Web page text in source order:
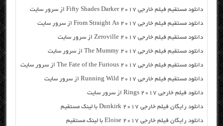
دانلود مستقیم فیلم خارجی Fifty Shades Darker 2017 از سرور سایت
دانلود مستقیم فیلم خارجی From Straight As 2017 از سرور سایت
دانلود مستقیم فیلم خارجی Zeroville 2017 از سرور سایت
دانلود مستقیم فیلم خارجی The Mummy 2017 از سرور سایت
دانلود مستقیم فیلم خارجی The Fate of the Furious 2017 از سرور سایت
دانلود مستقیم فیلم خارجی Running Wild 2017 از سرور سایت
دانلود فیلم خارجی Rings 2017 از سرور سایت
دانلود رایگان فیلم خارجی Dunkirk 2017 با لینک مستقیم
دانلود رایگان فیلم خارجی Eloise 2017 با لینک مستقیم